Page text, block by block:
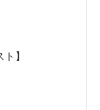
】